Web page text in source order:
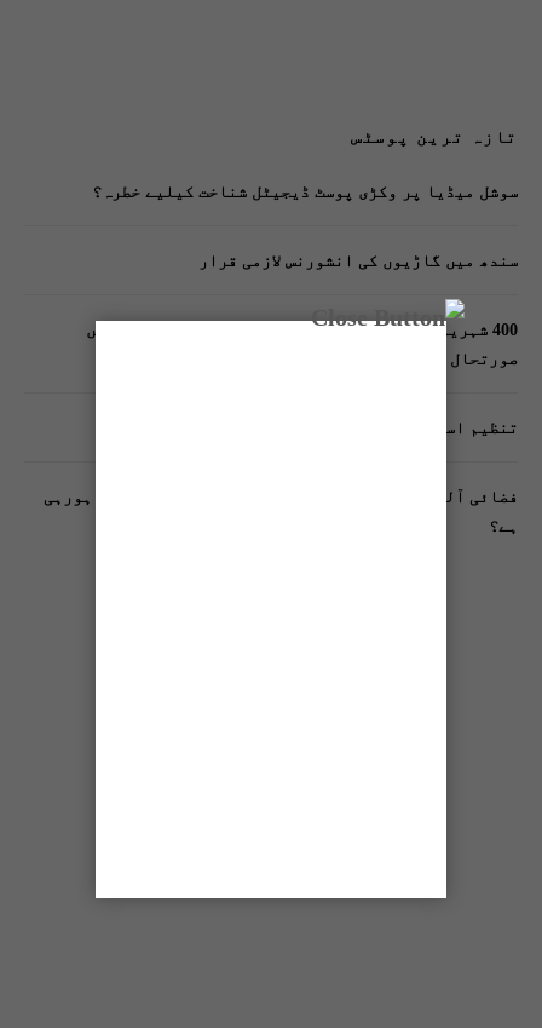
تازہ ترین پوسٹس
سوشل میڈیا پر وکڑی پوسٹ ڈیجیٹل شناخت کیلیے خطرہ؟
سندھ میں گاڑیوں کی انشورنس لازمی قرار
400 شہریوں کیلئے ایک پولیس اہلکار لازمی، کراچی میں
صورتحال کیا ہے؟
تنظیم اسلامی کے زیرِ اہتمام ملک گیر آگاہی مہم!
فضائی آلودگی انسانی دماغ کیلیے کیسے خطرناک ثابت ہورہی
ہے؟